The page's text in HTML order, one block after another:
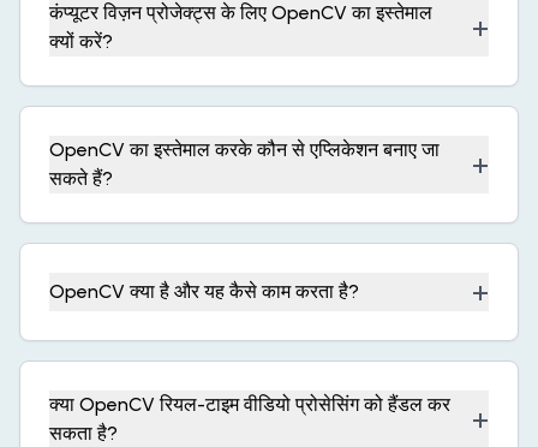
कंप्यूटर विज़न प्रोजेक्ट्स के लिए OpenCV का इस्तेमाल
क्यों करें?
+
OpenCV का इस्तेमाल करके कौन से एप्लिकेशन बनाए जा
सकते हैं?
+
OpenCV क्या है और यह कैसे काम करता है? +
क्या OpenCV रियल-टाइम वीडियो प्रोसेसिंग को हैंडल कर
सकता है?
+